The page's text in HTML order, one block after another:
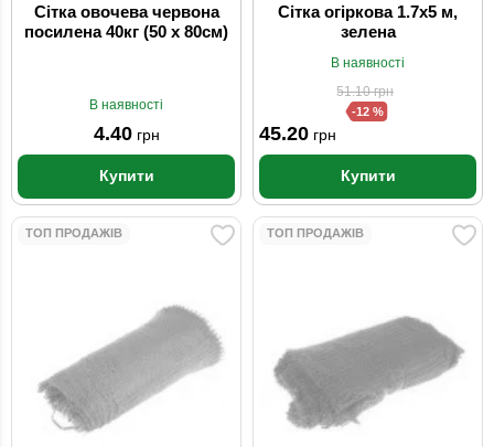
Сітка овочева червона
посилена 40кг (50 x 80см)
В наявності
4.40грн
Купити
Сітка огіркова 1.7x5 м,
зелена
В наявності
51.10грн
-12 %
45.20 грн
Купити
ТОП ПРОДАЖІВ ТОП ПРОДАЖІВ